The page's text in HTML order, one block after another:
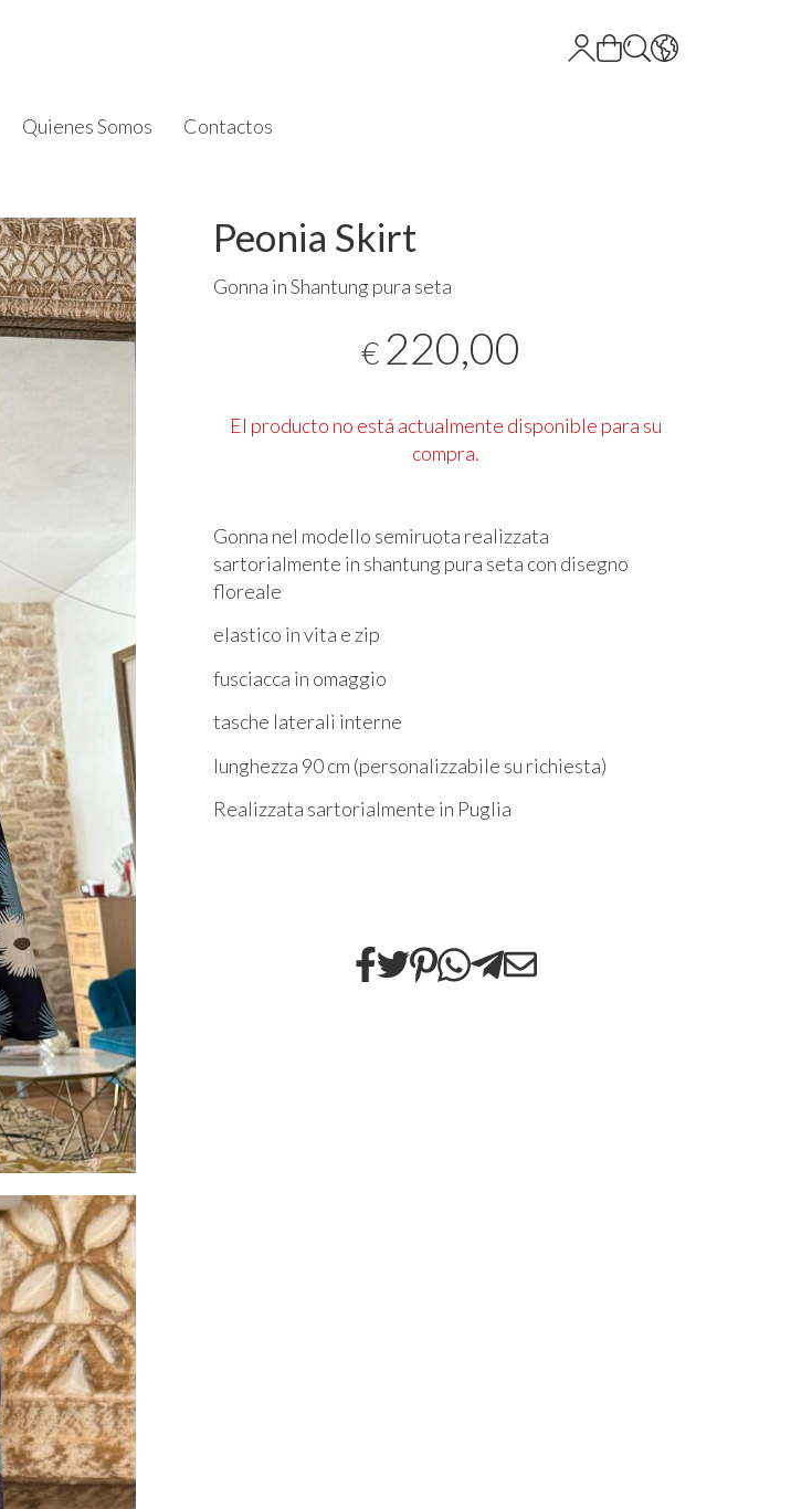
Quienes Somos Contactos
Peonia Skirt
Gonna in Shantung pura seta
€ 220,00
El producto no está actualmente disponible para su
compra.
Gonna nel modello semiruota realizzata
sartorialmente in shantung pura seta con disegno
floreale
elastico in vita e zip
fusciacca in omaggio
tasche laterali interne
lunghezza 90 cm (personalizzabile su richiesta)
Realizzata sartorialmente in Puglia